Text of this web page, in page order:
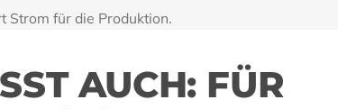
Strom für die Produktion.
AUCH: FÜR M